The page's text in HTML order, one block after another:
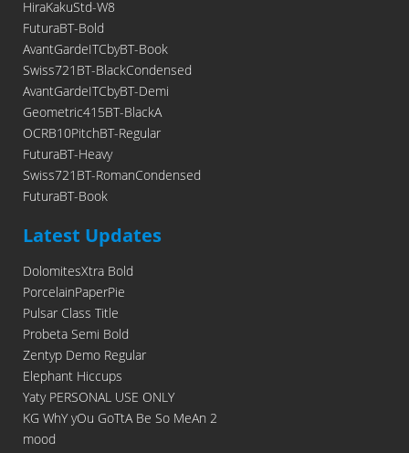
HiraKakuStd-W8
FuturaBT-Bold
AvantGardeITCbyBT-Book
Swiss721BT-BlackCondensed
AvantGardeITCbyBT-Demi
Geometric415BT-BlackA
OCRB10PitchBT-Regular
FuturaBT-Heavy
Swiss721BT-RomanCondensed
FuturaBT-Book
Latest Updates
DolomitesXtra Bold
PorcelainPaperPie
Pulsar Class Title
Probeta Semi Bold
Zentyp Demo Regular
Elephant Hiccups
Yaty PERSONAL USE ONLY
KG WhY yOu GoTtA Be So MeAn 2
mood